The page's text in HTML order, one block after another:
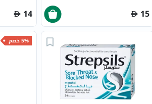
15
14
5% خصم